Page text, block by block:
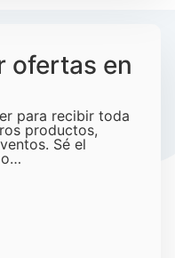
ofertas en
para recibir toda
productos,
Sé el